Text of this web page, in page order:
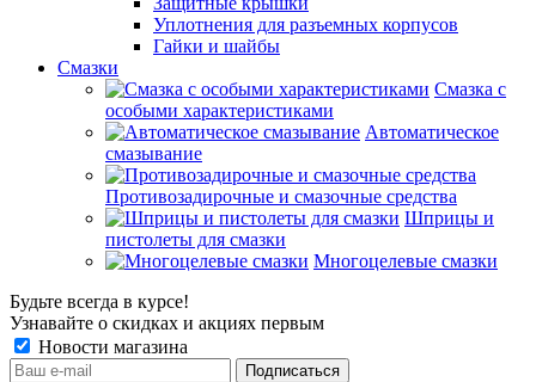
Уплотнения для разъемных корпусов
Гайки и шайбы
Смазки
Смазка с
особыми характеристиками
Автоматическое
смазывание
Противозадирочные и смазочные средства
Шприцы и
пистолеты для смазки
Многоцелевые смазки
Будьте всегда в курсе!
Узнавайте о скидках и акциях первым
Новости магазина